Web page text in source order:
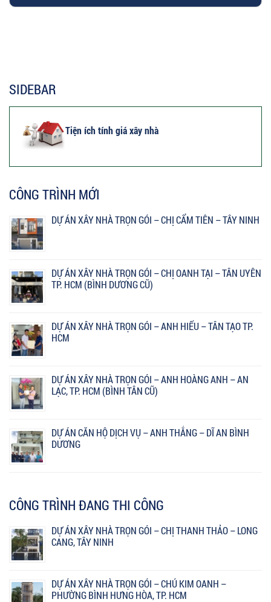
SIDEBAR
Tiện ích tính giá xây nhà
CÔNG TRÌNH MỚI
DỰ ÁN XÂY NHÀ TRỌN GÓI – CHỊ CẨM TIÊN – TÂY NINH
DỰ ÁN XÂY NHÀ TRỌN GÓI – CHỊ OANH TẠI – TÂN UYÊN
TP. HCM (BÌNH DƯƠNG CŨ)
DỰ ÁN XÂY NHÀ TRỌN GÓI – ANH HIẾU – TÂN TẠO TP.
HCM
DỰ ÁN XÂY NHÀ TRỌN GÓI – ANH HOÀNG ANH – AN
LẠC, TP. HCM (BÌNH TÂN CŨ)
DỰ ÁN CĂN HỘ DỊCH VỤ – ANH THẮNG – DĨ AN BÌNH
DƯƠNG
CÔNG TRÌNH ĐANG THI CÔNG
DỰ ÁN XÂY NHÀ TRỌN GÓI – CHỊ THANH THẢO – LONG
CANG, TÂY NINH
DỰ ÁN XÂY NHÀ TRỌN GÓI – CHÚ KIM OANH –
PHƯỜNG BÌNH HƯNG HÒA, TP. HCM